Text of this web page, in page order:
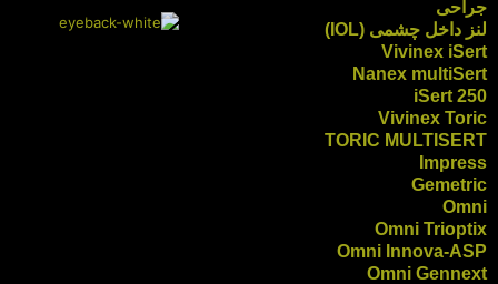
جراحی
لنز داخل چشمی (IOL)
Vivinex iSert
Nanex multiSert
iSert 250
Vivinex Toric
TORIC MULTISERT
Impress
Gemetric
Omni
Omni Trioptix
Omni Innova-ASP
Omni Gennext